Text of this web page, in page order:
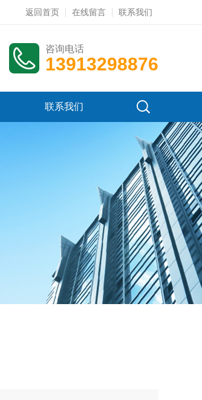
返回首页 在线留言 联系我们
咨询电话
13913298876
联系我们